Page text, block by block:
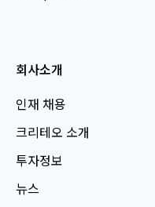
회사소개
인재 채용
크리테오 소개
투자정보
뉴스